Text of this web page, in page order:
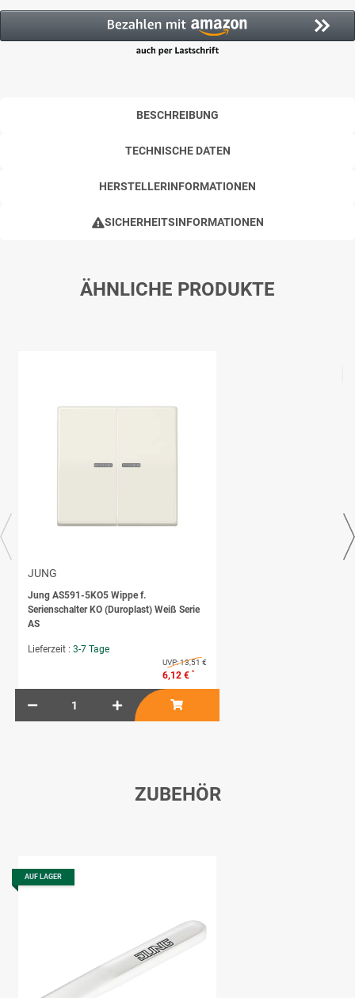
BESCHREIBUNG
TECHNISCHE DATEN
HERSTELLERINFORMATIONEN
SICHERHEITSINFORMATIONEN
ÄHNLICHE PRODUKTE
JUNG
Jung AS591-5KO5 Wippe f.
Serienschalter KO (Duroplast) Weiß Serie
AS
Lieferzeit : 3-7 Tage
UVP:13,51 €
6,12 € *
ZUBEHÖR
AUF LAGER